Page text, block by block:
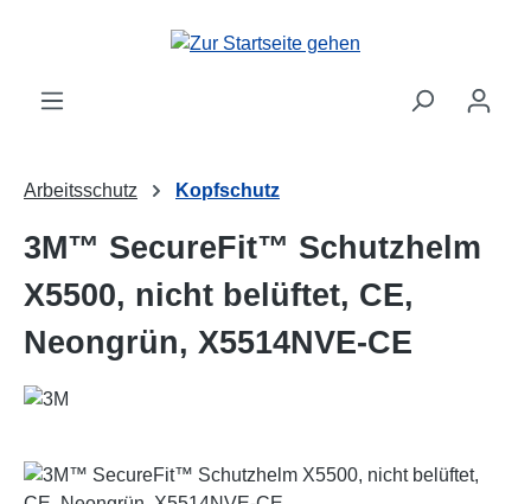
Zum Hauptinhalt springen
Arbeitsschutz Kopfschutz
3M™ SecureFit™ Schutzhelm
X5500, nicht belüftet, CE,
Neongrün, X5514NVE-CE
Bildergalerie überspringen